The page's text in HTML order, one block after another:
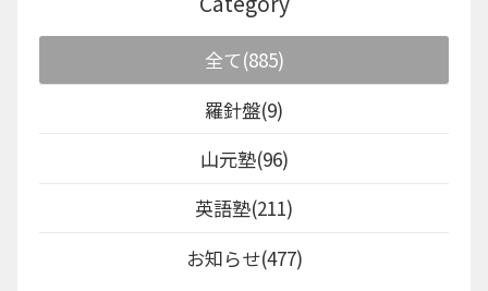
全て(885)
羅針盤(9)
山元塾(96)
英語塾(211)
お知らせ(477)